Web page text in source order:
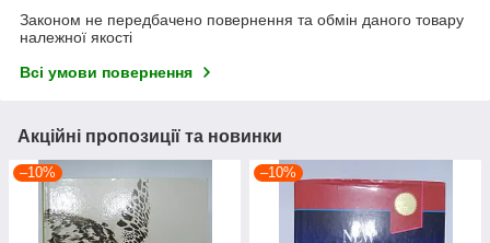
Законом не передбачено повернення та обмін даного товару
належної якості
Всі умови повернення
Акційні пропозиції та новинки
–10% –10%